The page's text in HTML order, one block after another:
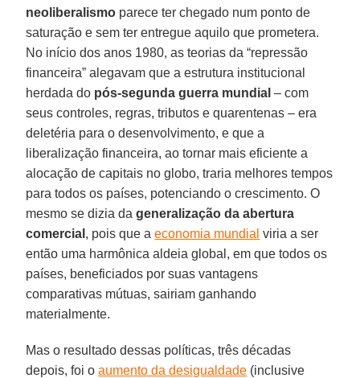
neoliberalismo parece ter chegado num ponto de
saturação e sem ter entregue aquilo que prometera.
No início dos anos 1980, as teorias da “repressão
financeira” alegavam que a estrutura institucional
herdada do pós-segunda guerra mundial – com
seus controles, regras, tributos e quarentenas – era
deletéria para o desenvolvimento, e que a
liberalização financeira, ao tornar mais eficiente a
alocação de capitais no globo, traria melhores tempos
para todos os países, potenciando o crescimento. O
mesmo se dizia dageneralização da abertura
comercial , pois que aeconomia mundial viria a ser
então uma harmônica aldeia global, em que todos os
países, beneficiados por suas vantagens
comparativas mútuas, sairiam ganhando
materialmente.
Mas o resultado dessas políticas, três décadas
depois, foi oaumento da desigualdade (inclusive